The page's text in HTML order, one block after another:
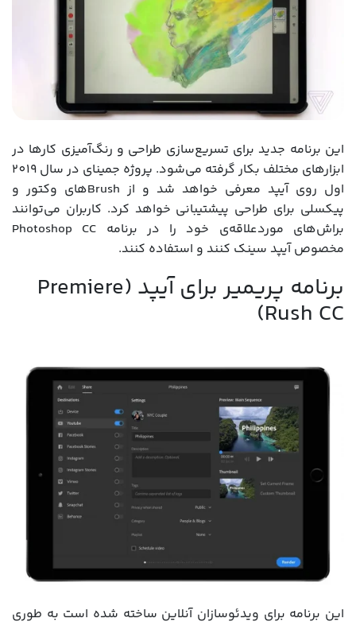
این برنامه جدید برای تسریع‌سازی طراحی و رنگ‌آمیزی کارها در
ابزارهای مختلف بکار گرفته می‌شود. پروژه جمینای در سال 2019
اول روی آیپد معرفی خواهد شد و از Brushهای وکتور و
پیکسلی برای طراحی پیشتیبانی خواهد کرد. کاربران می‌توانند
براش‌های موردعلاقه‌ی خود را در برنامه Photoshop CC
مخصوص آیپد سینک کنند و استفاده کنند.
برنامه پریمیر برای آیپد (Premiere
Rush CC)
این برنامه برای ویدئوسازان آنلاین ساخته شده است به طوری